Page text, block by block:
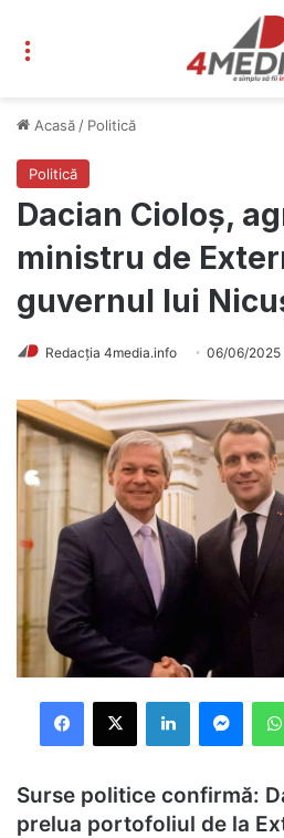
Acasă / Politică
Politică
Dacian Cioloș,
ministru de
guvernul lui
Redacția 4media.info 06/06/2025
Facebook
X LinkedIn
Surse politice confirmă:
prelua portofoliul de la